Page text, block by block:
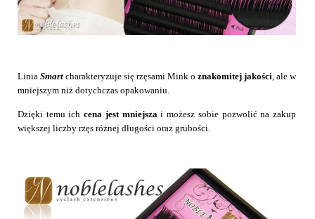
Linia Smart charakteryzuje się rzęsami Mink o znakomitej jakości , ale w
mniejszym niż dotychczas opakowaniu.
Dzięki temu ichcena jest mniejsza i możesz sobie pozwolić na zakup
większej liczby rzęs różnej długości oraz grubości.